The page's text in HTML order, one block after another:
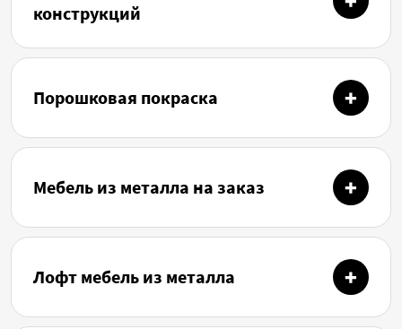
конструкций
Порошковая покраска
Мебель из металла на заказ
Лофт мебель из металла